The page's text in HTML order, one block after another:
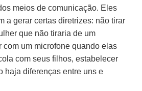
meios de comunicação. Eles
a gerar certas diretrizes: não tirar
que não tiraria de um
com um microfone quando elas
com seus filhos, estabelecer
haja diferenças entre uns e